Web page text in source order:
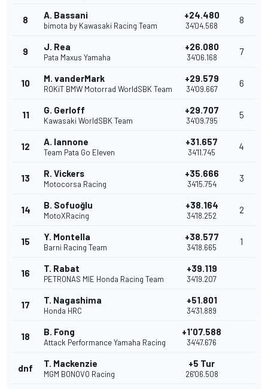
8 A. Bassani
bimota by Kawasaki Racing Team
+24.480
34'04.568
8
9 J. Rea
Pata Maxus Yamaha
+26.080
34'06.168
7
10 M. vanderMark
ROKiT BMW Motorrad WorldSBK Team
+29.579
34'09.667
6
11 G. Gerloff
Kawasaki WorldSBK Team
+29.707
34'09.795
5
12 A. Iannone
Team Pata Go Eleven
+31.657
34'11.745
4
13 R. Vickers
Motocorsa Racing
+35.666
34'15.754
3
14 B. Sofuoğlu
MotoXRacing
+38.164
34'18.252
2
15 Y. Montella
Barni Racing Team
+38.577
34'18.665
1
16 T. Rabat
PETRONAS MIE Honda Racing Team
+39.119
34'19.207
17 T. Nagashima
Honda HRC
+51.801
34'31.889
18 B. Fong
Attack Performance Yamaha Racing
+1'07.588
34'47.676
dnf T. Mackenzie
MGM BONOVO Racing
+5 Tur
26'06.508